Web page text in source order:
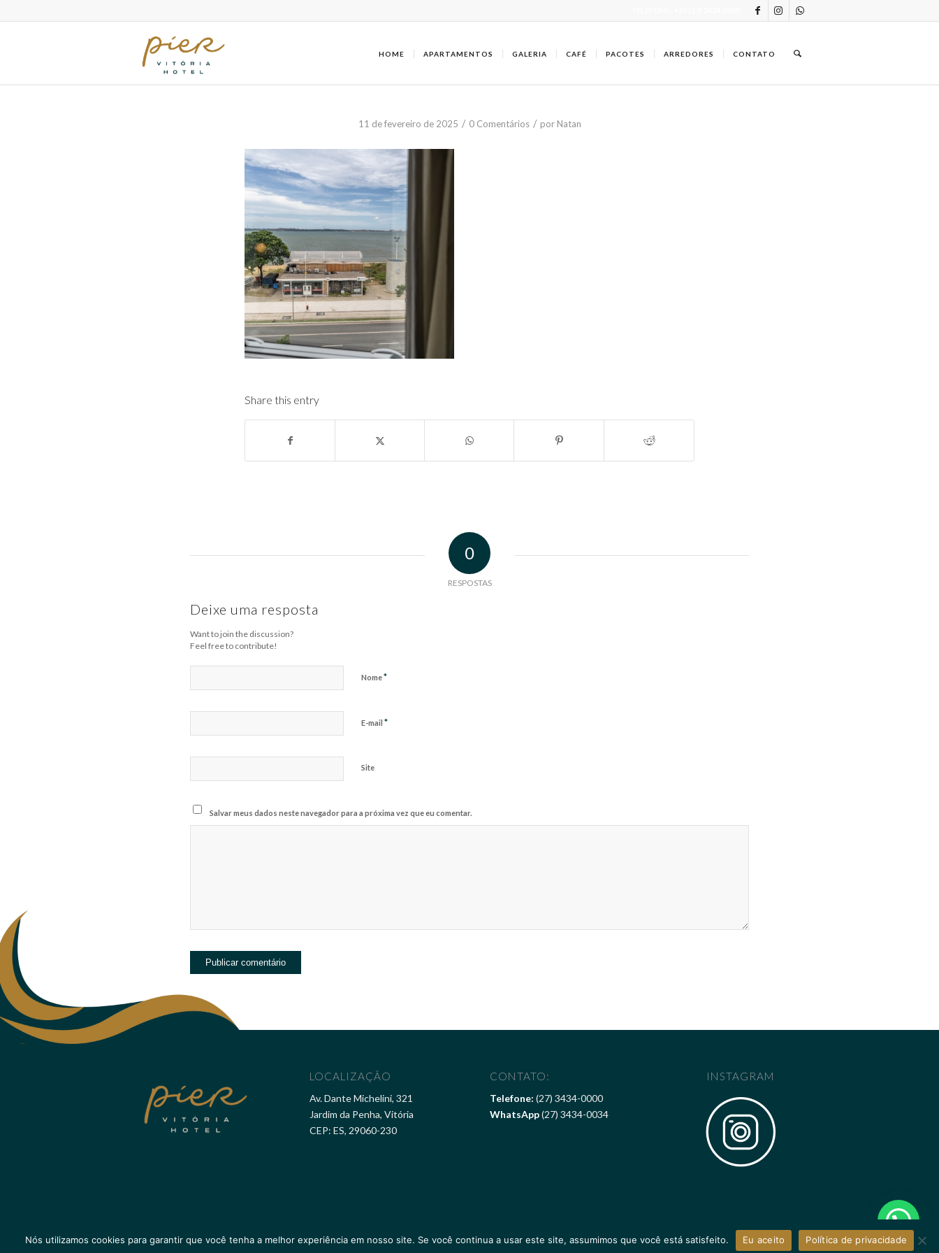
HOME APARTAMENTOS GALERIA CAFÉ PACOTES ARREDORES CONTATO
11 de fevereiro de 2025 / 0 Comentários / por Natan
Share this entry
0
RESPOSTAS
Deixe uma resposta
Want to join the discussion?
Feel free to contribute!
Nome*
E-mail *
Site
Salvar meus dados neste navegador para a próxima vez que eu comentar.
LOCALIZAÇÃO
Av. Dante Michelini, 321
Jardim da Penha, Vitória
CEP: ES, 29060-230
CONTATO:
Telefone: (27) 3434-0000
WhatsApp(27) 3434-0034
INSTAGRAM
@Copyright - as imagens autorais deste website pertencem aoPier Vitória Hotel . Desenvolvido porMarketing365
Nós utilizamos cookies para garantir que você tenha a melhor experiência em nosso site. Se você continua a usar este site, assumimos que você está satisfeito. Eu aceito Política de privacidade